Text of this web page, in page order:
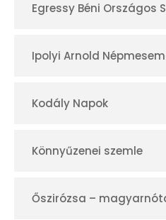
Egressy Béni Országos
Ipolyi Arnold
Kodály Napok
Könnyűzenei szemle
Őszirózsa –